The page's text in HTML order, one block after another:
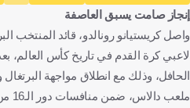
كريستيانو رونالدو
البرتغال
المملكة العربية السعودية
كرة قدم
إنجاز صامت يسبق العاصفة
واصل كريستيانو رونالدو، قائد المنتخب
لاعبي كرة القدم في تاريخ كأس العالم،
الحافل، وذلك مع انطلاق مواجهة البرتغال